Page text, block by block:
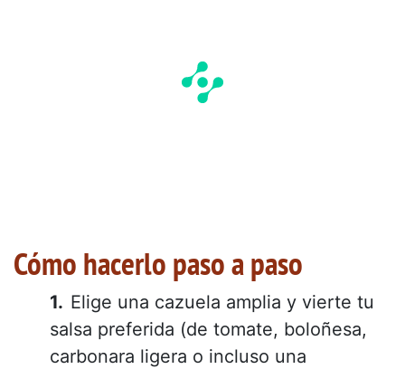
Cómo hacerlo paso a paso
Elige una cazuela amplia y vierte tu
salsa preferida (de tomate, boloñesa,
carbonara ligera o incluso una